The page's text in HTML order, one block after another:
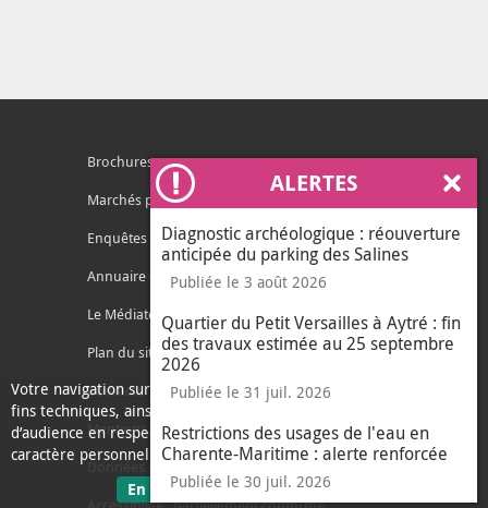
Votre navigation sur ce site nécessite l’usage de cookies pour des
fins techniques, ainsi que des cookies anonymisés de mesure
d’audience en respect de la législation relative aux données à
caractère personnel.
En savoir plussur les données personnelles
J'ai compris
ALERTES
Diagnostic archéologique : réouverture
anticipée du parking des Salines
Publiée le 3 août 2026
Quartier du Petit Versailles à Aytré : fin
des travaux estimée au 25 septembre
2026
Publiée le 31 juil. 2026
Restrictions des usages de l'eau en
Charente-Maritime : alerte renforcée
Publiée le 30 juil. 2026
Brochures
Marchés publics
Enquêtes publiques
Annuaire des services
Le Médiateur de l'Agglo
Plan du site
Contacter l'agglo
Mentions légales